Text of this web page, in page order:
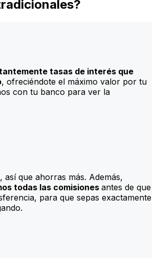
tasas de interés que
, ofreciéndote el máximo valor por tu
con tu banco para ver la
así que ahorras más. Además,
todas las comisiones antes de que
para que sepas exactamente